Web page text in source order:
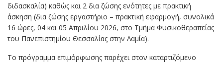
διδασκαλία) καθώς και 2 δια ζώσης ενότητες με πρακτική
άσκηση (δια ζώσης εργαστήριο – πρακτική εφαρμογή, συνολικά
16 ώρες, 04 και 05 Απριλίου 2026, στο Τμήμα Φυσικοθεραπείας
του Πανεπιστημίου Θεσσαλίας στην Λαμία).
Το πρόγραμμα επιμόρφωσης παρέχει στον καταρτιζόμενο